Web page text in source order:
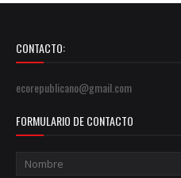
CONTACTO:
ecorepublicano@gmail.com
FORMULARIO DE CONTACTO